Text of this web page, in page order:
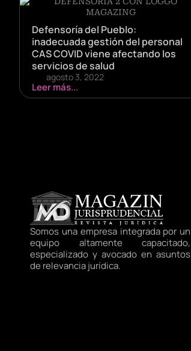
Defensoría del Pueblo:
inadecuada gestión del personal
CAS COVID viene afectando los
servicios de salud
agosto 3, 2022
Leer más...
Somos una empresa integrada por un
equipo altamente capacitado,
especializado y avocado en asuntos
de relevancia jurídica.